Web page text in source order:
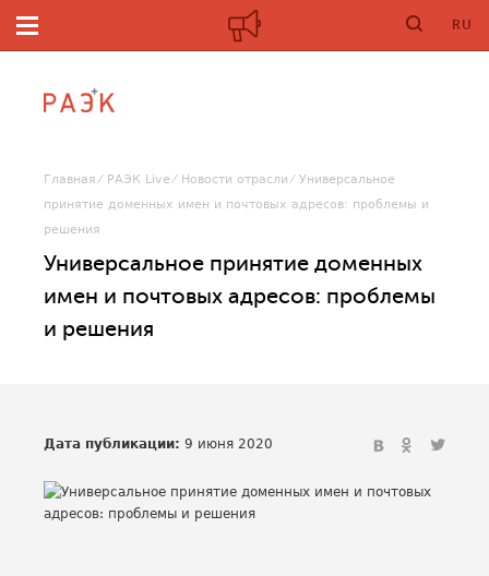
RU
Главная РАЭК Live Новости отрасли
Универсальное
принятие доменных имен и почтовых адресов: проблемы и
решения
Универсальное принятие доменных
имен и почтовых адресов: проблемы
и решения
Дата публикации: 9 июня 2020